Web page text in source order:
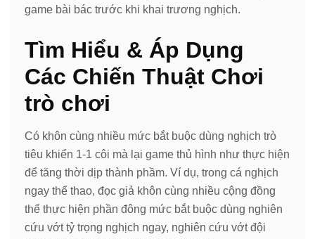
game bài bác trước khi khai trương nghịch.
Tìm Hiểu & Áp Dụng
Các Chiến Thuật Chơi
trò chơi
Có khôn cùng nhiều mức bắt buộc dùng nghịch trò
tiêu khiển 1-1 côi mà lại game thủ hình như thực hiện
để tăng thời dịp thành phầm. Ví dụ, trong cá nghịch
ngay thể thao, đọc giả khôn cùng nhiều cộng đồng
thể thực hiện phần đông mức bắt buộc dùng nghiên
cứu vớt tỷ trọng nghịch ngay, nghiên cứu vớt đội